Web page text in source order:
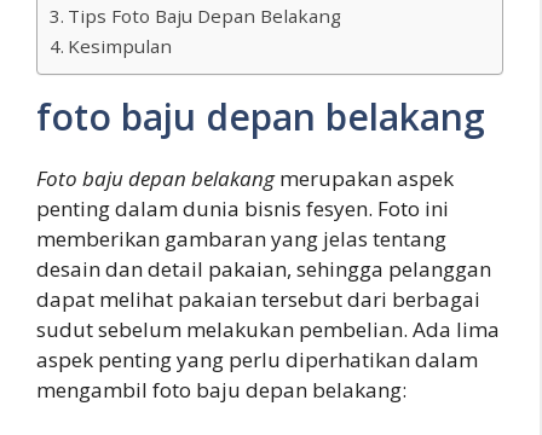
Tips Foto Baju Depan Belakang
Kesimpulan
foto baju depan belakang
Foto baju depan belakangmerupakan aspek
penting dalam dunia bisnis fesyen. Foto ini
memberikan gambaran yang jelas tentang
desain dan detail pakaian, sehingga pelanggan
dapat melihat pakaian tersebut dari berbagai
sudut sebelum melakukan pembelian. Ada lima
aspek penting yang perlu diperhatikan dalam
mengambil foto baju depan belakang: